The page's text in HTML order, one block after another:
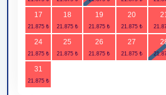
17 18 19 20
24 25 26 27
31